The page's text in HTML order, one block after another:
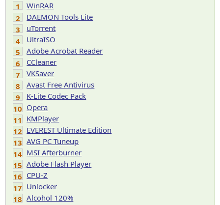
1
WinRAR
2
DAEMON Tools Lite
3
uTorrent
4
UltraISO
5
Adobe Acrobat Reader
6
CCleaner
7
VKSaver
8
Avast Free Antivirus
9
K-Lite Codec Pack
10 Opera
11 KMPlayer
12 EVEREST Ultimate Edition
13 AVG PC Tuneup
14 MSI Afterburner
15 Adobe Flash Player
16 CPU-Z
17 Unlocker
18 Alcohol 120%